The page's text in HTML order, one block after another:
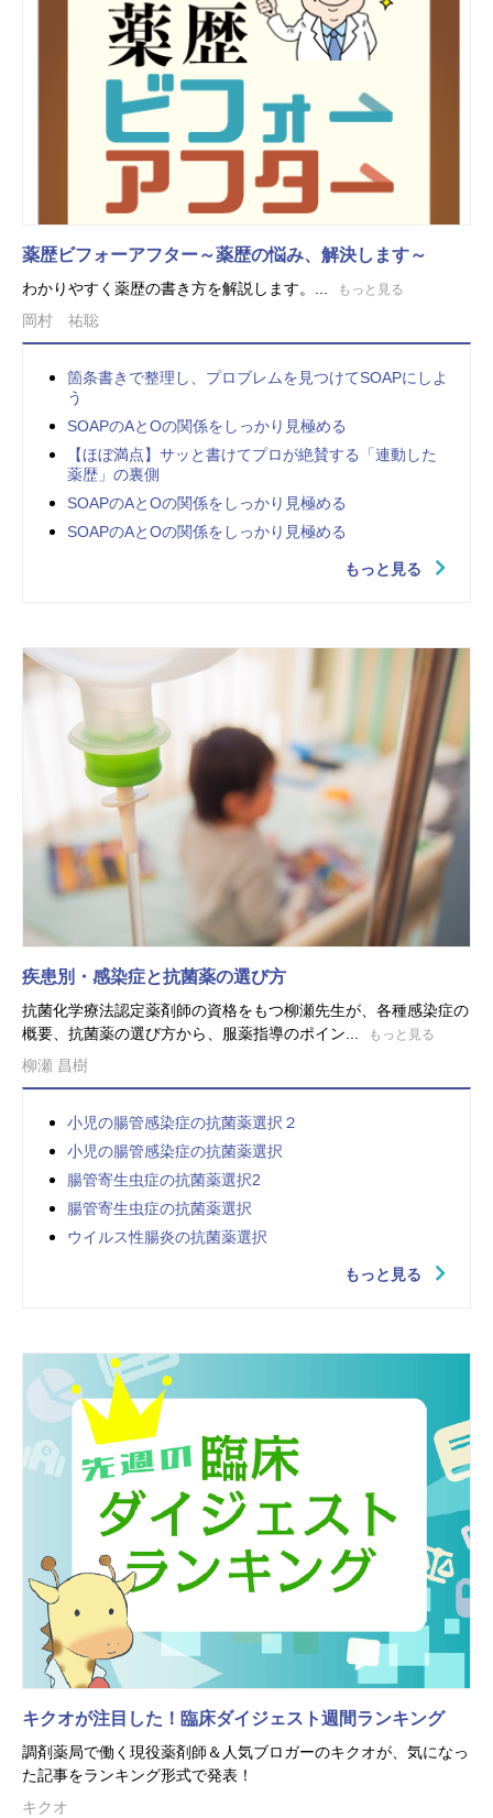
薬歴ビフォーアフター～薬歴の悩み、解決します～
わかりやすく薬歴の書き方を解説します。... もっと見る
岡村 祐聡
箇条書きで整理し、プロブレムを見つけてSOAPにしよ
う
SOAPのAとOの関係をしっかり見極める
【ほぼ満点】サッと書けてプロが絶賛する「連動した
薬歴」の裏側
SOAPのAとOの関係をしっかり見極める
SOAPのAとOの関係をしっかり見極める
もっと見る
疾患別・感染症と抗菌薬の選び方
抗菌化学療法認定薬剤師の資格をもつ柳瀬先生が、各種感染症の
概要、抗菌薬の選び方から、服薬指導のポイン...
もっと見る
柳瀬 昌樹
小児の腸管感染症の抗菌薬選択２
小児の腸管感染症の抗菌薬選択
腸管寄生虫症の抗菌薬選択2
腸管寄生虫症の抗菌薬選択
ウイルス性腸炎の抗菌薬選択
もっと見る
キクオが注目した！臨床ダイジェスト週間ランキング
調剤薬局で働く現役薬剤師＆人気ブロガーのキクオが、気になっ
た記事をランキング形式で発表！
キクオ